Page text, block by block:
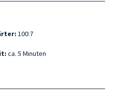
100:7
ca. 5 Minuten